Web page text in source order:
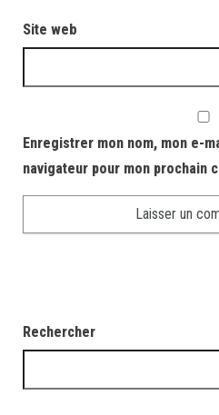
Site web
Enregistrer mon nom, mon e-
navigateur pour mon prochain
Rechercher